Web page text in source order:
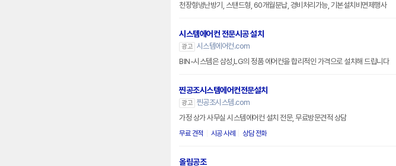
천장형냉난방기, 스탠드형, 60개월분납, 경비처리가능, 기본설치비면제행사
시스템에어컨 전문시공 설치
광고 시스템에어컨.com
BIN-시스템은 삼성,LG의 정품 에어컨을 합리적인 가격으로 설치해 드립니다
찐공조시스템에어컨전문설치
광고 찐공조시스템.com
가정 상가 사무실 시스템에어컨 설치 전문, 무료방문견적 상담
무료 견적 시공 사례 상담 전화
올림공조